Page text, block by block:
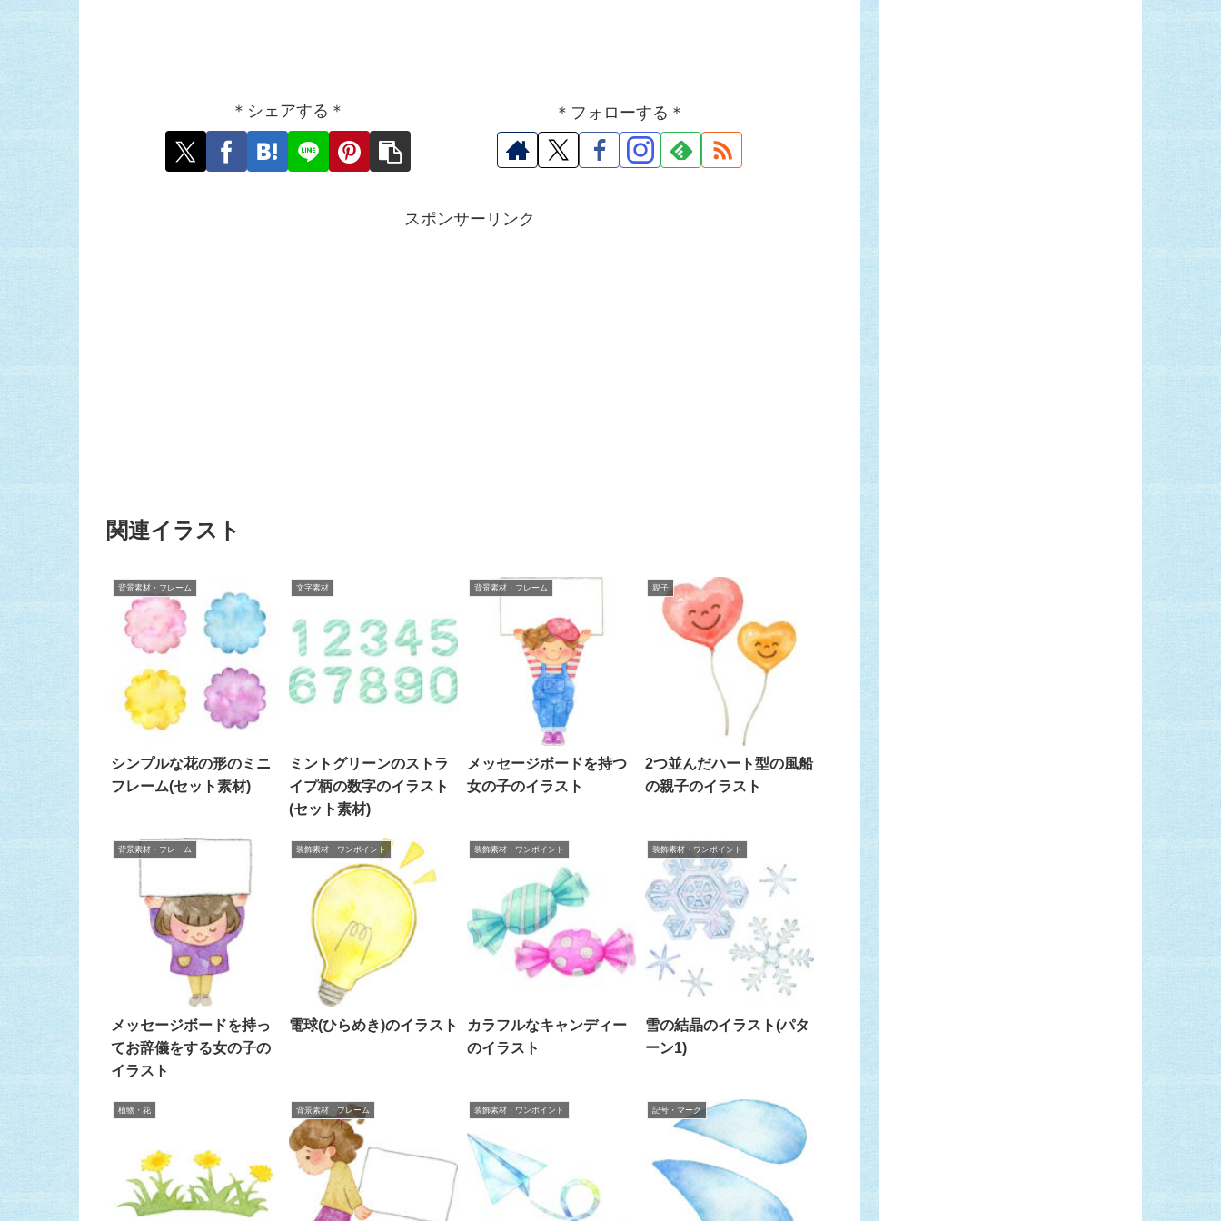
＊シェアする＊ ＊フォローする＊
スポンサーリンク
関連イラスト
背景素材・フレーム
シンプルな花の形のミニ
フレーム(セット素材)
文字素材
ミントグリーンのストラ
イプ柄の数字のイラスト
(セット素材)
背景素材・フレーム
メッセージボードを持つ
女の子のイラスト
親子
2つ並んだハート型の風船
の親子のイラスト
背景素材・フレーム
メッセージボードを持っ
てお辞儀をする女の子の
イラスト
装飾素材・ワンポイント
電球(ひらめき)のイラスト
装飾素材・ワンポイント
カラフルなキャンディー
のイラスト
装飾素材・ワンポイント
雪の結晶のイラスト(パタ
ーン1)
植物・花 背景素材・フレーム 装飾素材・ワンポイント 記号・マーク